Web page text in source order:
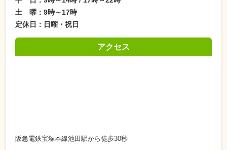
土 曜：9時～17時
定休日：日曜・祝日
アクセス
阪急電鉄宝塚本線池田駅から徒歩30秒